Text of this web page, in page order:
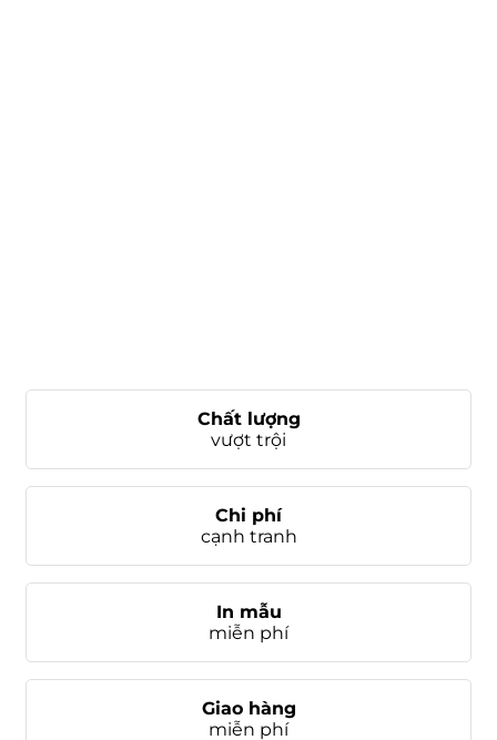
Chất lượng
vượt trội
Chi phí
cạnh tranh
In mẫu
miễn phí
Giao hàng
miễn phí